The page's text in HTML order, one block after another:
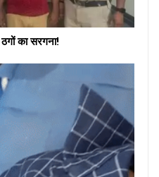
का सरगना!